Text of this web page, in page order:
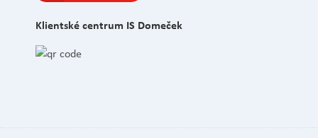
Klientské centrum IS Domeček